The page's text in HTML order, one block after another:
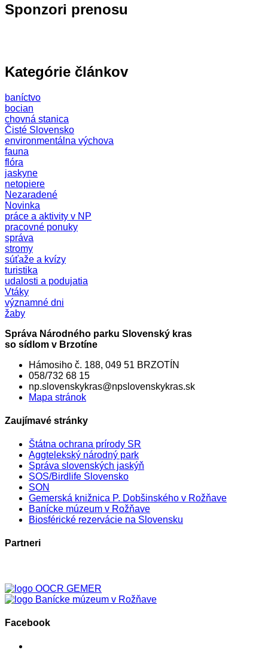
Sponzori prenosu
Kategórie článkov
baníctvo
bocian
chovná stanica
Čisté Slovensko
environmentálna výchova
fauna
flóra
jaskyne
netopiere
Nezaradené
Novinka
práce a aktivity v NP
pracovné ponuky
správa
stromy
súťaže a kvízy
turistika
udalosti a podujatia
Vtáky
významné dni
žaby
Správa Národného parku Slovenský kras
so sídlom v Brzotíne
Hámosiho č. 188, 049 51 BRZOTÍN
058/732 68 15
np.slovenskykras@npslovenskykras.sk
Mapa stránok
Zaujímavé stránky
Štátna ochrana prírody SR
Aggtelekský národný park
Správa slovenských jaskýň
SOS/Birdlife Slovensko
SON
Gemerská knižnica P. Dobšinského v Rožňave
Banícke múzeum v Rožňave
Biosférické rezervácie na Slovensku
Partneri
Facebook